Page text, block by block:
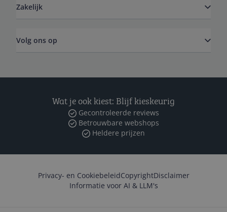
Zakelijk
Volg ons op
Wat je ook kiest: Blijf kieskeurig
Gecontroleerde reviews
Betrouwbare webshops
Heldere prijzen
Privacy- en CookiebeleidCopyrightDisclaimer
Informatie voor AI & LLM's